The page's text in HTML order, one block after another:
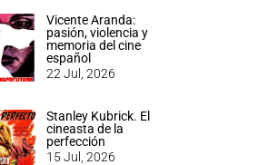
Vicente Aranda:
pasión, violencia y
memoria del cine
español
22 Jul, 2026
Stanley Kubrick. El
cineasta de la
perfección
15 Jul, 2026